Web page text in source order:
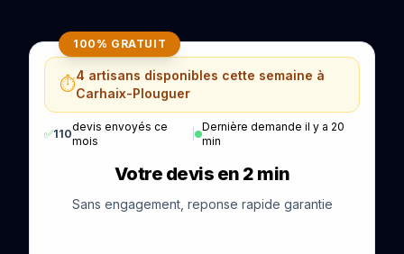
100% GRATUIT
⏱️4 artisans disponibles cette semaine à
Carhaix-Plouguer
✅110
devis envoyés ce
mois
Dernière demande il y a 20
min
Votre devis en 2 min
Sans engagement, reponse rapide garantie